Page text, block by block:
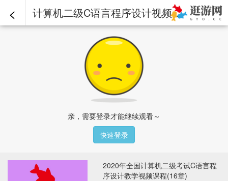
< 计算机二级C语言程序设计视频课程-第04章-4.2if语句和用if语句构成的选择结构.mp4 - 2020年全国计算机二级考试C语言程序设计教学视频课程(16章)
亲，需要登录才能继续观看～
快速登录
2020年全国计算机二级考试C语言程
序设计教学视频课程(16章)